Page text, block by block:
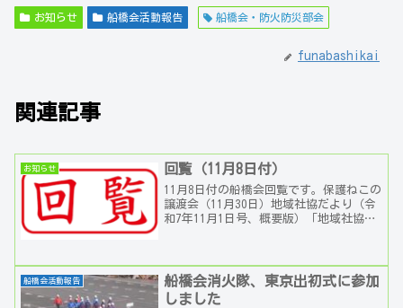
お知らせ 船橋会活動報告 船橋会・防火防災部会
funabashikai
関連記事
お知らせ 回覧（11月8日付）
11月8日付の船橋会回覧です。保護ねこの
譲渡会（11月30日）地域社協だより（令
和7年11月1日号、概要版）「地域社協だ
船橋会活動報告
船橋会消火隊、東京出初式に参加
しました